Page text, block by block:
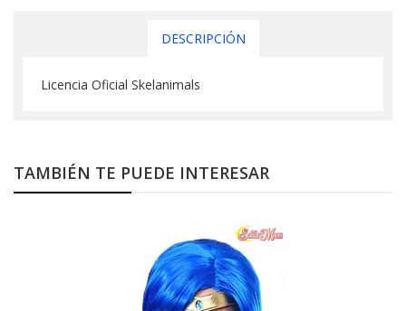
DESCRIPCIÓN
Licencia Oficial Skelanimals
TAMBIÉN TE PUEDE INTERESAR